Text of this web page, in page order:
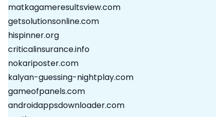
matkagameresultsview.com
getsolutionsonline.com
hispinner.org
criticalinsurance.info
nokariposter.com
kalyan-guessing-nightplay.com
gameofpanels.com
androidappsdownloader.com